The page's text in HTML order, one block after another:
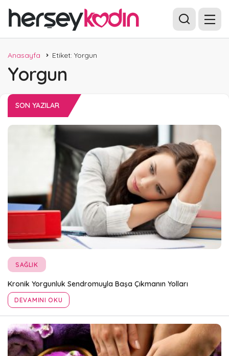
Anasayfa Etiket: Yorgun
Yorgun
SON YAZILAR
SAĞLIK
Kronik Yorgunluk Sendromuyla Başa Çıkmanın Yolları
DEVAMINI OKU